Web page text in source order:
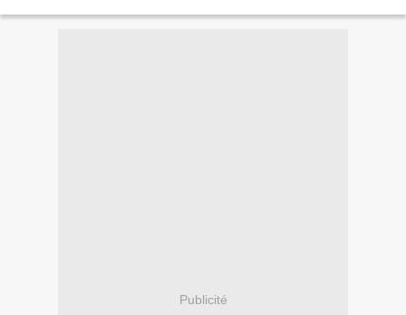
Publicité